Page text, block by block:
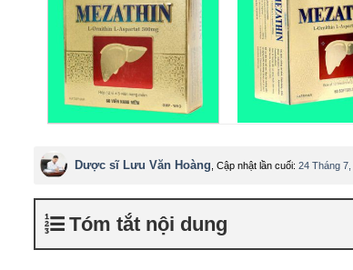
Dược sĩ Lưu Văn Hoàng , Cập nhật lần cuối: 24 Tháng 7,
Tóm tắt nội dung